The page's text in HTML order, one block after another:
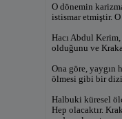
O dönemin
istismar etmiştir.
Hacı Abdul
olduğunu ve
Ona göre, yaygın
ölmesi gibi bir dizi
Halbuki küresel
Hep olacaktır.